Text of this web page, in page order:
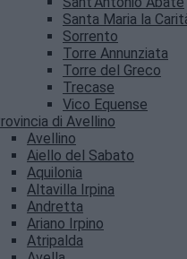
Santa Maria la
Sorrento
Torre Annunziata
Torre del Greco
Trecase
Vico Equense
di Avellino
Avellino
Aiello del Sabato
Aquilonia
Altavilla Irpina
Andretta
Ariano Irpino
Atripalda